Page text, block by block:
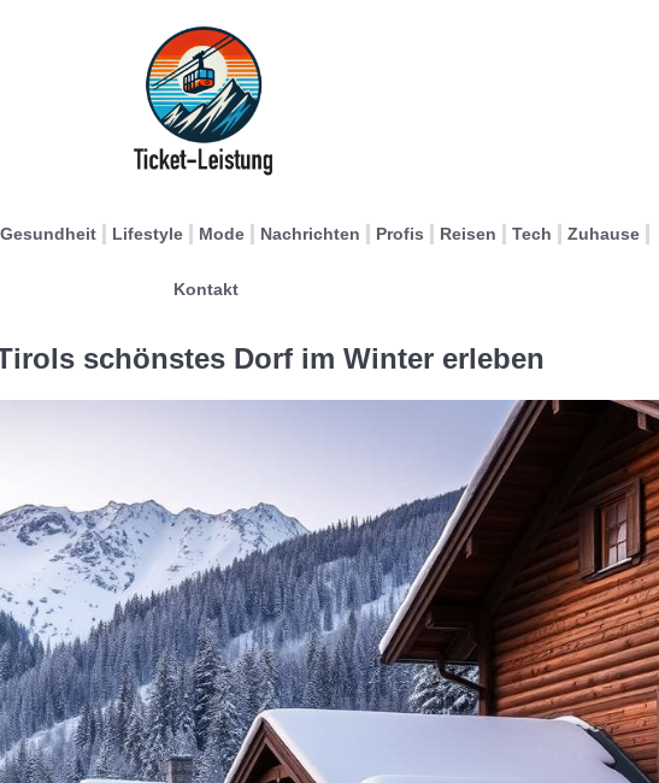
Gesundheit Lifestyle Mode Nachrichten Profis Reisen Tech Zuhause
Kontakt
schönstes Dorf im Winter erleben